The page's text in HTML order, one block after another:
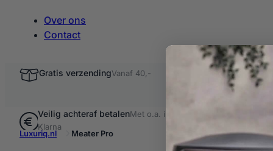
Over ons
Contact
Gratis verzendingVanaf 40,-
Veilig achteraf betalenMet o.a. iDEAL &
Klarna
Luxuriq.nl Meater Pro